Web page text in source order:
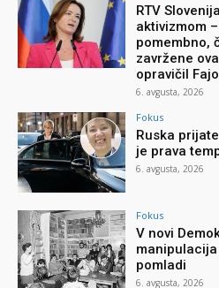
RTV
aktivizmom
pomembno,
zavržene
opravičil
6. avgusta, 2026
Fokus
Ruska
je prava
6. avgusta, 2026
Fokus
V novi
pomladi
6. avgusta, 2026